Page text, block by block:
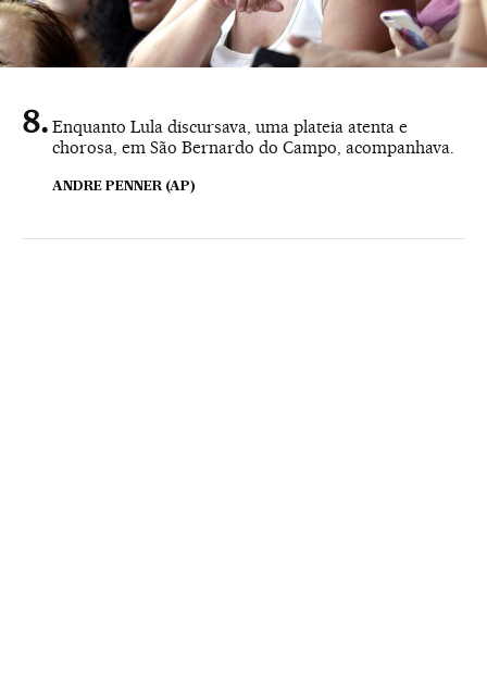
Enquanto Lula discursava, uma plateia atenta e
chorosa, em São Bernardo do Campo, acompanhava.
ANDRE PENNER (AP)